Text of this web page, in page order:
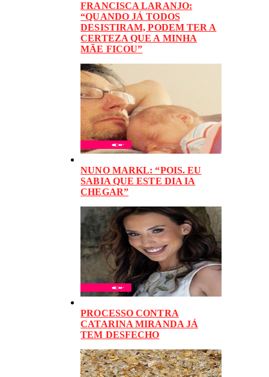
FRANCISCA LARANJO:
“QUANDO JÁ TODOS
DESISTIRAM, PODEM TER A
CERTEZA QUE A MINHA
MÃE FICOU”
NUNO MARKL: “POIS. EU
SABIA QUE ESTE DIA IA
CHEGAR”
PROCESSO CONTRA
CATARINA MIRANDA JÁ
TEM DESFECHO